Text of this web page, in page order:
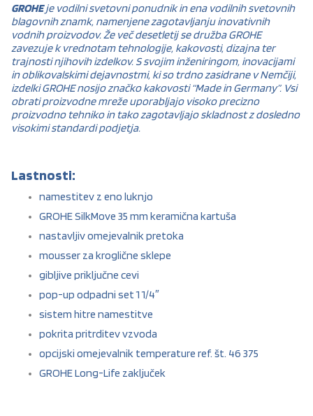
GROHEje vodilni svetovni ponudnik in ena vodilnih svetovnih
blagovnih znamk, namenjene zagotavljanju inovativnih
vodnih proizvodov. Že več desetletij se družba GROHE
zavezuje k vrednotam tehnologije, kakovosti, dizajna ter
trajnosti njihovih izdelkov. S svojim inženiringom, inovacijami
in oblikovalskimi dejavnostmi, ki so trdno zasidrane v Nemčiji,
izdelki GROHE nosijo značko kakovosti “Made in Germany”. Vsi
obrati proizvodne mreže uporabljajo visoko precizno
proizvodno tehniko in tako zagotavljajo skladnost z dosledno
visokimi standardi podjetja.
Lastnosti:
namestitev z eno luknjo
GROHE SilkMove 35 mm keramična kartuša
nastavljiv omejevalnik pretoka
mousser za kroglične sklepe
gibljive priključne cevi
pop-up odpadni set 1 1/4″
sistem hitre namestitve
pokrita pritrditev vzvoda
opcijski omejevalnik temperature ref. št. 46 375
GROHE Long-Life zaključek